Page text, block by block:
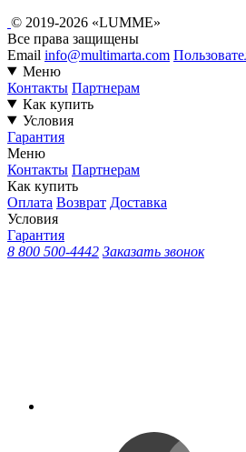
© 2019-2026 «LUMME»
Все права защищены
Email info@multimarta.com
Меню
Контакты Партнерам
Как купить
Условия
Гарантия
Меню
Контакты Партнерам
Как купить
Оплата Возврат Доставка
Условия
Гарантия
8 800 500-4442 Заказать звонок